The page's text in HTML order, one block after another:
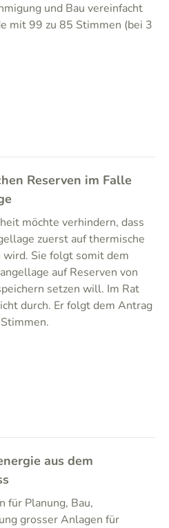
und Bau vereinfacht
mit 99 zu 85 Stimmen (bei 3
Reserven im Falle
möchte verhindern, dass
zuerst auf thermische
wird. Sie folgt somit dem
auf Reserven von
setzen will. Im Rat
durch. Er folgt dem Antrag
aus dem
für Planung, Bau,
grosser Anlagen für